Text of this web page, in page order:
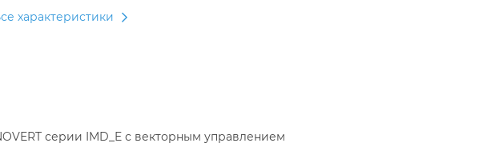
характеристики
серии IMD_E с векторным управлением